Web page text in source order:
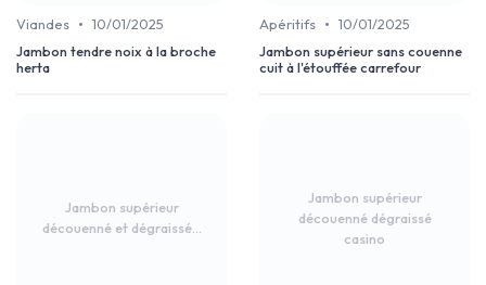
Viandes • 10/01/2025
Jambon tendre noix à la broche
herta
Apéritifs • 10/01/2025
Jambon supérieur sans couenne
cuit à l'étouffée carrefour
Jambon supérieur
découenné et dégraissé...
Jambon supérieur
découenné dégraissé
casino